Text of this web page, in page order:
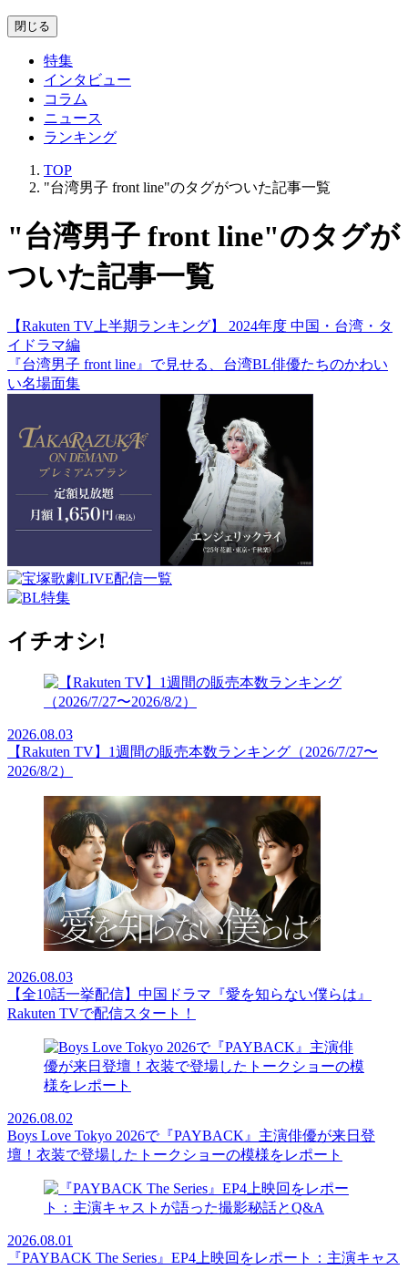
閉じる
特集
インタビュー
コラム
ニュース
ランキング
TOP
"台湾男子 front line"のタグがついた記事一覧
"台湾男子 front line"のタグが
ついた記事一覧
【Rakuten TV上半期ランキング】 2024年度 中国・台湾・タ
イドラマ編
『台湾男子 front line』で見せる、台湾BL俳優たちのかわい
い名場面集
イチオシ!
2026.08.03
【Rakuten TV】1週間の販売本数ランキング（2026/7/27〜
2026/8/2）
2026.08.03
【全10話一挙配信】中国ドラマ『愛を知らない僕らは』
Rakuten TVで配信スタート！
2026.08.02
Boys Love Tokyo 2026で『PAYBACK』主演俳優が来日登
壇！衣装で登場したトークショーの模様をレポート
2026.08.01
『PAYBACK The Series』EP4上映回をレポート：主演キャス